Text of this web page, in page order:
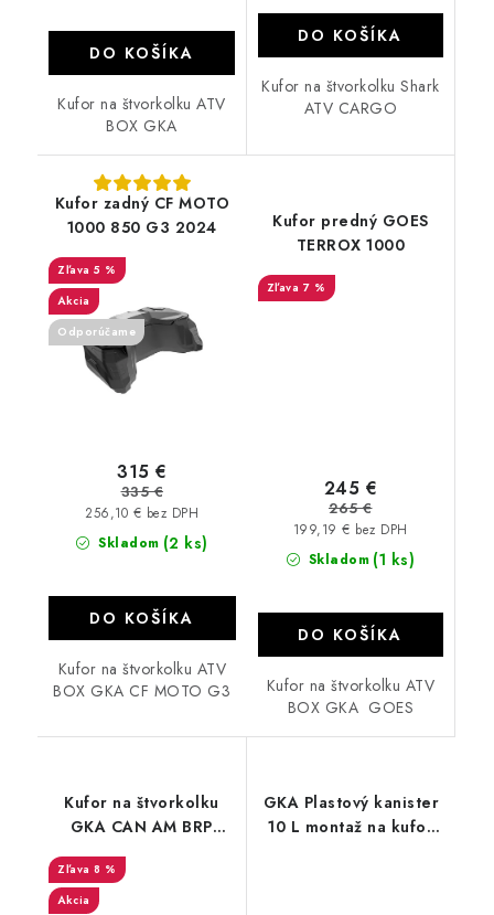
DO KOŠÍKA
Kufor na štvorkolku ATV
BOX GKA
DO KOŠÍKA
Kufor na štvorkolku Shark
ATV CARGO
Kufor zadný CF MOTO
1000 850 G3 2024
5 %
Akcia
Odporúčame
Skladom (2 ks)
256,10 € bez DPH
315 €
335 €
DO KOŠÍKA
Kufor na štvorkolku ATV
BOX GKA CF MOTO G3
Kufor predný GOES
TERROX 1000
7 %
Skladom (1 ks)
199,19 € bez DPH
245 €
265 €
DO KOŠÍKA
Kufor na štvorkolku ATV
BOX GKA GOES
Kufor na štvorkolku
GKA CAN AM BRP
Outlander 650/1000
SST G2 XT/XTP/XMR
8 %
Akcia
GKA Plastový kanister
10 L montaž na kufor